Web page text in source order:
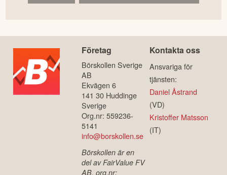
Företag
Börskollen Sverige
AB
Ekvägen 6
141 30 Huddinge
Sverige
Org.nr: 559236-
5141
info@borskollen.se
Börskollen är en
del av FairValue FV
AB, org.nr:
Kontakta oss
Ansvariga för
tjänsten:
Daniel Åstrand
(VD)
Kristoffer Matsson
(IT)